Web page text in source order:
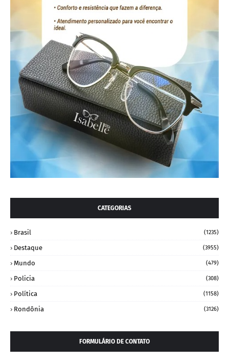
CATEGORIAS
Brasil (1235)
Destaque (3955)
Mundo (479)
Policia (308)
Política (1158)
Rondônia (3126)
FORMULÁRIO DE CONTATO